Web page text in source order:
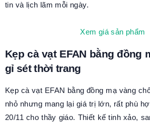
tin và lịch lãm mỗi ngày.
Xem giá sản phẩm
Kẹp cà vạt EFAN bằng đồng
gỉ sét thời trang
Kẹp cà vạt EFAN bằng đồng mạ vàng
nhỏ nhưng mang lại giá trị lớn, rất phù
20/11 cho thầy giáo. Thiết kế tinh xảo,